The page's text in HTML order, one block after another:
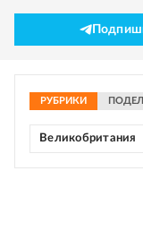
РУБРИКИ
Великобритания